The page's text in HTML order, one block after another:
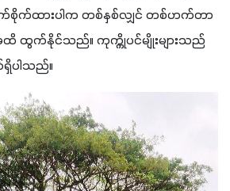
စိုက်ထားပါက တစ်နှစ်လျှင် တစ်ဟက်တာ
ထွက်နိုင်သည်။ ကုက္ကိုပင်မျိုးများသည်
ပါသည်။